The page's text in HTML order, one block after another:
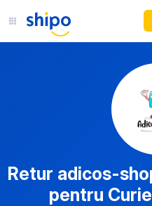
Retur adicos-
pentru